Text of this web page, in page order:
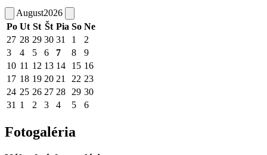
August2026
Po Ut St Št Pia So Ne
27 28 29 30 31 1
2
3
4 5 6 7 8
9
10 11 12 13 14 15 16
17 18 19 20 21 22 23
24 25 26 27 28 29 30
31 1 2 3 4 5 6
Fotogaléria